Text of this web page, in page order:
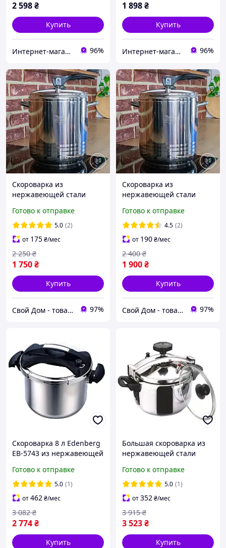
2 598₴
Купить
Интернет-магазин электро-бытовых товаров "Восторг" 96%
1 898₴
Купить
Интернет-магазин электро-бытовых товаров "Восторг" 96%
Скороварка из
нержавеющей стали
Готово к отправке
5.0 (2)
от 175₴/мес
1 750₴
2 250 ₴
Купить
Свой Дом - товары для дома и сада 97%
Скороварка из
нержавеющей стали
литров
Готово к отправке
4.5 (2)
от 190₴/мес
1 900₴
2 400 ₴
Купить
Свой Дом - товары для дома и сада 97%
Скороварка 8 л Edenberg
EB-5743 из нержавеющей
индукционным дном
Готово к отправке
5.0 (1)
от462₴/мес
2 774₴
3 082 ₴
Купить
Большая скороварка из
нержавеющей стали
индукционная
Готово к отправке
5.0 (1)
от352₴/мес
3 523₴
3 915 ₴
Купить